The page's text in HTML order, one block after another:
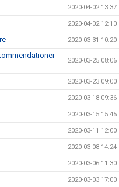
2020-04-02 13:37
2020-04-02 12:10
2020-03-31 10:20
2020-03-25 08:06
2020-03-23 09:00
2020-03-18 09:36
2020-03-15 15:45
2020-03-11 12:00
2020-03-08 14:24
2020-03-06 11:30
2020-03-03 17:00